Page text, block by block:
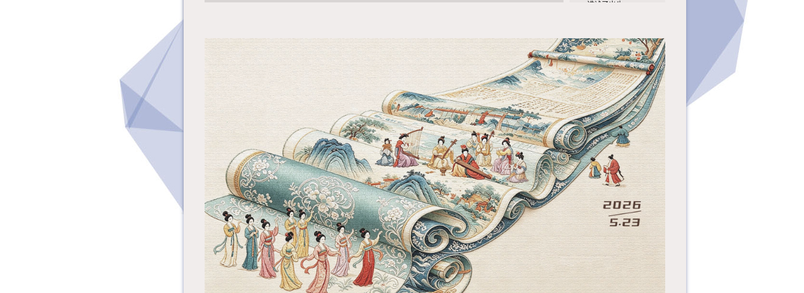
位，请已报...
音乐零距离第68期：
少年莫扎特的烦恼
——古典音乐名人堂
系列202...
周末电影·心随影动
第3期：《伯德小
姐》青春期是一个充
满着迷茫与困...
【音乐零距离】第67
期：“百年号角·万里
荣光”铜管专场音乐
会九十...
重要提示：1.因座位
有限，为避免资源浪
费，本活动不为迟到
者保留座...
报名注意事项：1.因
座位有限，为避免资
源浪费，本活动不为